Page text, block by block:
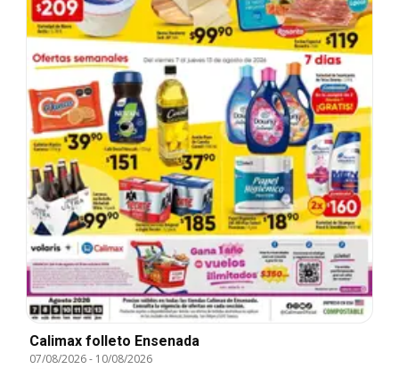
Calimax folleto Ensenada
07/08/2026- 10/08/2026